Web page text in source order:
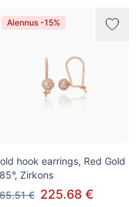
Alennus -15%
hook earrings, Red Gold
Zirkons
€ 225.68 €